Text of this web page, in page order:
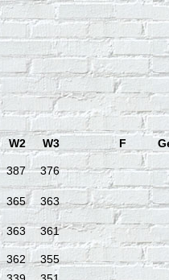
W2 W3 F
387 376
365 363
363 361
362
355